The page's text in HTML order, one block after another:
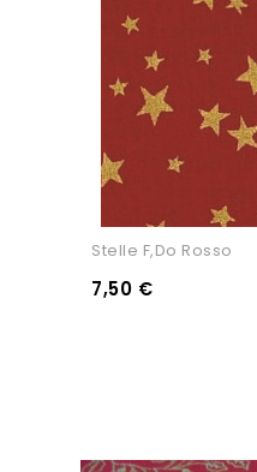
Stelle F,do Rosso
7,50 €